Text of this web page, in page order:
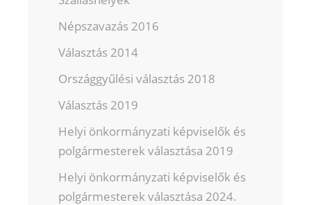
Népszavazás 2016
Választás 2014
Országgyűlési választás 2018
Választás 2019
Helyi önkormányzati képviselők és
polgármesterek választása 2019
Helyi önkormányzati képviselők és
polgármesterek választása 2024.